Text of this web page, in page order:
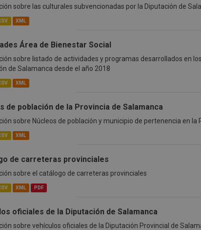
sobre las culturales subvencionadas por la Diputación de
XML
Área de Bienestar Social
sobre listado de actividades y programas desarrollados en
de Salamanca desde el año 2018
XML
de población de la Provincia de Salamanca
sobre Núcleos de población y municipio de pertenencia en la
XML
de carreteras provinciales
sobre el catálogo de carreteras provinciales
XML PDF
oficiales de la Diputación de Salamanca
sobre vehículos oficiales de la Diputación Provincial de